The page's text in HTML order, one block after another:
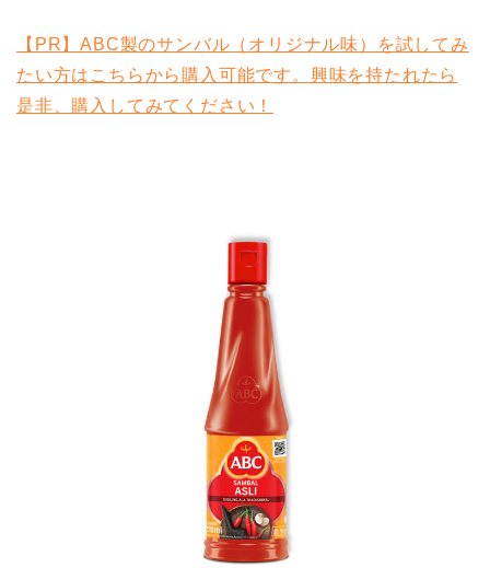
【PR】ABC製のサンバル（オリジナル味）を試してみ
たい方はこちらから購入可能です。興味を持たれたら
是非、購入してみてください！